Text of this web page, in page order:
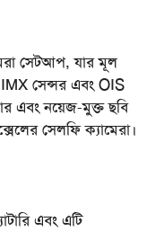
সেটআপ, যার মূল
IMX সেন্সর এবং OIS
এবং নয়েজ-মুক্ত ছবি
সেলফি ক্যামেরা।
এবং এটি